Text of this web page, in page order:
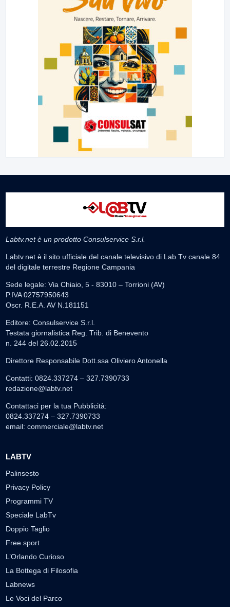
Labtv.net è un prodotto Consulservice S.r.l.
Labtv.net è il sito ufficiale del canale televisivo di Lab Tv canale 84
del digitale terrestre Regione Campania
Sede legale: Via Chiaio, 5 - 83010 – Torrioni (AV)
P.IVA 02757950643
Oscr. R.E.A. AV N.181151
Editore: Consulservice S.r.l.
Testata giornalistica Reg. Trib. di Benevento
n. 244 del 26.02.2015
Direttore Responsabile Dott.ssa Oliviero Antonella
Contatti: 0824.337274 – 327.7390733
redazione@labtv.net
Contattaci per la tua Pubblicità:
0824.337274 – 327.7390733
email: commerciale@labtv.net
LABTV
Palinsesto
Privacy Policy
Programmi TV
Speciale LabTv
Doppio Taglio
Free sport
L’Orlando Curioso
La Bottega di Filosofia
Labnews
Le Voci del Parco